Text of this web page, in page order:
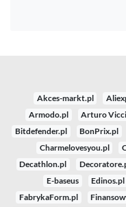
Akces-markt.pl
Armodo.pl
Arturo Vicci
Bitdefender.pl
BonPrix.pl
Charmelovesyou.pl
Decathlon.pl
E-baseus
Edinos.pl
FabrykaForm.pl